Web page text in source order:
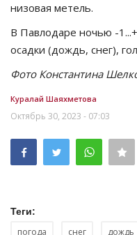
низовая метель.
В Павлодаре ночью -
осадки (дождь, снег),
Фото Константина
Куралай Шаяхметова
Октябрь 30, 2023 - 07:03
Теги:
погода снег дождь